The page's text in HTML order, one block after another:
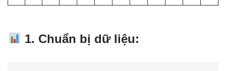
1. Chuẩn bị dữ liệu: